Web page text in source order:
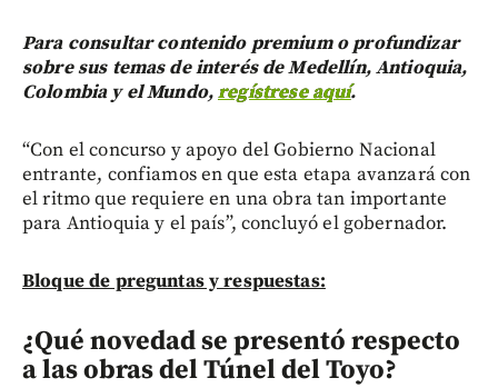
Para consultar contenido premium o profundizar
sobre sus temas de interés de Medellín, Antioquia,
Colombia y el Mundo,regístrese aquí.
“Con el concurso y apoyo del Gobierno Nacional
entrante, confiamos en que esta etapa avanzará con
el ritmo que requiere en una obra tan importante
para Antioquia y el país”, concluyó el gobernador.
Bloque de preguntas y respuestas:
¿Qué novedad se presentó respecto
a las obras del Túnel del Toyo?